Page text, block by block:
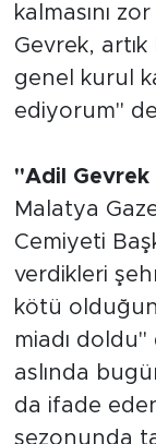
kalmasını
Gevrek,
genel kurul
ediyorum"
"Adil Gevrek
Malatya
Cemiyeti
verdikleri
kötü
miadı
aslında
da ifade
sezonunda